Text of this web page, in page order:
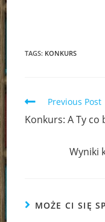
TAGS: KONKURS
Read
articles
Previous Post
Konkurs: A Ty co
Wyniki
MOŻE CI SIĘ